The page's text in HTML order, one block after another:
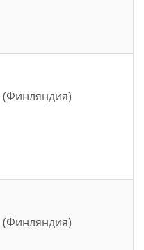
(Финляндия)
(Финляндия)